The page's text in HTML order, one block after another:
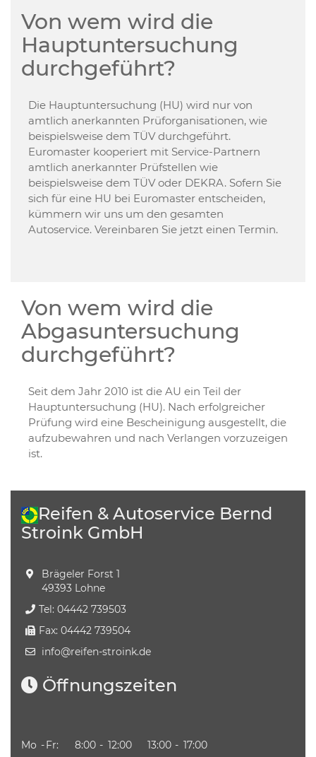
Von wem wird die
Hauptuntersuchung
durchgeführt?
Die Hauptuntersuchung (HU) wird nur von
amtlich anerkannten Prüforganisationen, wie
beispielsweise dem TÜV durchgeführt.
Euromaster kooperiert mit Service-Partnern
amtlich anerkannter Prüfstellen wie
beispielsweise dem TÜV oder DEKRA. Sofern Sie
sich für eine HU bei Euromaster entscheiden,
kümmern wir uns um den gesamten
Autoservice. Vereinbaren Sie jetzt einen Termin.
Von wem wird die
Abgasuntersuchung
durchgeführt?
Seit dem Jahr 2010 ist die AU ein Teil der
Hauptuntersuchung (HU). Nach erfolgreicher
Prüfung wird eine Bescheinigung ausgestellt, die
aufzubewahren und nach Verlangen vorzuzeigen
ist.
Reifen & Autoservice Bernd
Stroink GmbH
Brägeler Forst 1
49393 Lohne
Tel: 04442 739503
Fax: 04442 739504
info​@reifen-stroink.de
Öffnungszeiten
Mo -Fr: 8:00 - 12:00 13:00 - 17:00